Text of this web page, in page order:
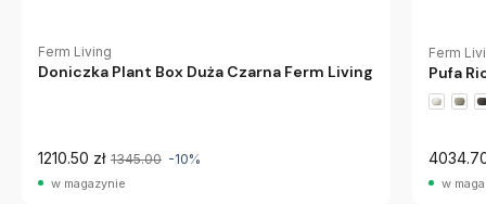
Ferm Living
Doniczka Plant Box Duża Czarna Ferm Living
1210.50 zł 1345.00 -10%
w magazynie
Ferm
Pufa
w